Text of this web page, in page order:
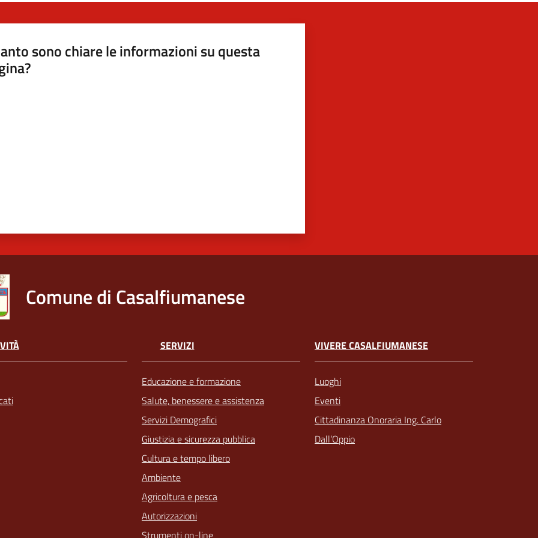
sono chiare le informazioni su questa
Comune di Casalfiumanese
SERVIZI
Educazione e formazione
Salute, benessere e assistenza
Servizi Demografici
Giustizia e sicurezza pubblica
Cultura e tempo libero
Ambiente
Agricoltura e pesca
Autorizzazioni
Strumenti on-line
VIVERE CASALFIUMANESE
Luoghi
Eventi
Cittadinanza Onoraria Ing. Carlo
Dall’Oppio